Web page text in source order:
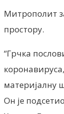
Митрополит
простору.
“Грчка
материјалну
Он је